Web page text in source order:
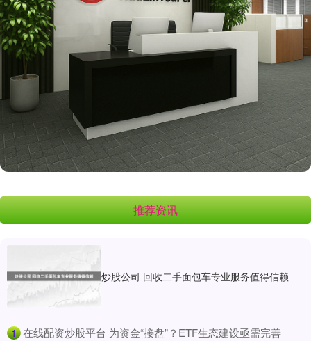
推荐资讯
炒股公司 回收二手面包车专业服务值得信赖
1 ​在线配资炒股平台 为资金“接盘”？ETF生态建设亟需完善